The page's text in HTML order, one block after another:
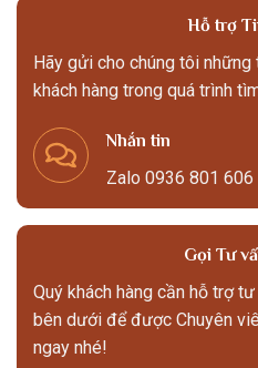
Hỗ trợ
Hãy gửi cho chúng tôi những
khách hàng trong quá trình
Nhắn tin
Zalo 0936 801 606
Gọi Tư
Quý khách hàng cần hỗ trợ
bên dưới để được Chuyên
ngay nhé!